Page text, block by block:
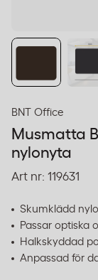
BNT Office
Musmatta
nylonyta
Art nr: 119631
Skumklädd
Passar optiska
Halkskyddad
Anpassad för